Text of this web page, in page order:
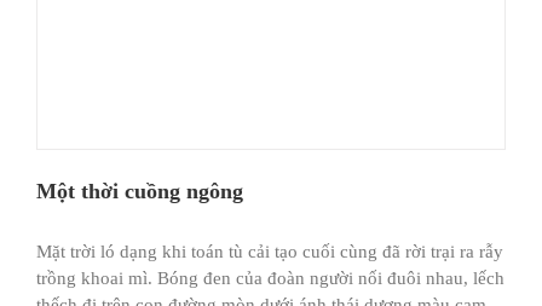
Một thời cuồng ngông
Mặt trời ló dạng khi toán tù cải tạo cuối cùng đã rời trại ra rẫy
trồng khoai mì. Bóng đen của đoàn người nối đuôi nhau, lếch